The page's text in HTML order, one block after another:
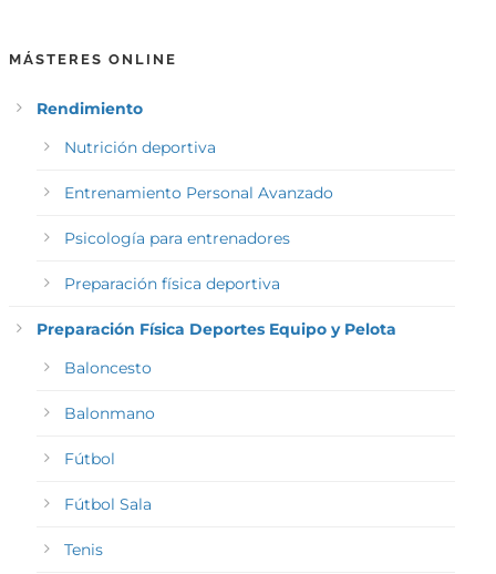
MÁSTERES ONLINE
Rendimiento
Nutrición deportiva
Entrenamiento Personal Avanzado
Psicología para entrenadores
Preparación física deportiva
Preparación Física Deportes Equipo y Pelota
Baloncesto
Balonmano
Fútbol
Fútbol Sala
Tenis